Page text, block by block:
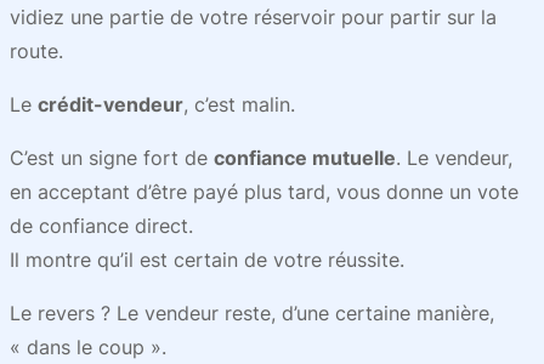
vidiez une partie de votre réservoir pour partir sur la
route.
Le crédit-vendeur, c’est malin.
C’est un signe fort de confiance mutuelle. Le vendeur,
en acceptant d’être payé plus tard, vous donne un vote
de confiance direct.
Il montre qu’il est certain de votre réussite.
Le revers ? Le vendeur reste, d’une certaine manière,
« dans le coup ».